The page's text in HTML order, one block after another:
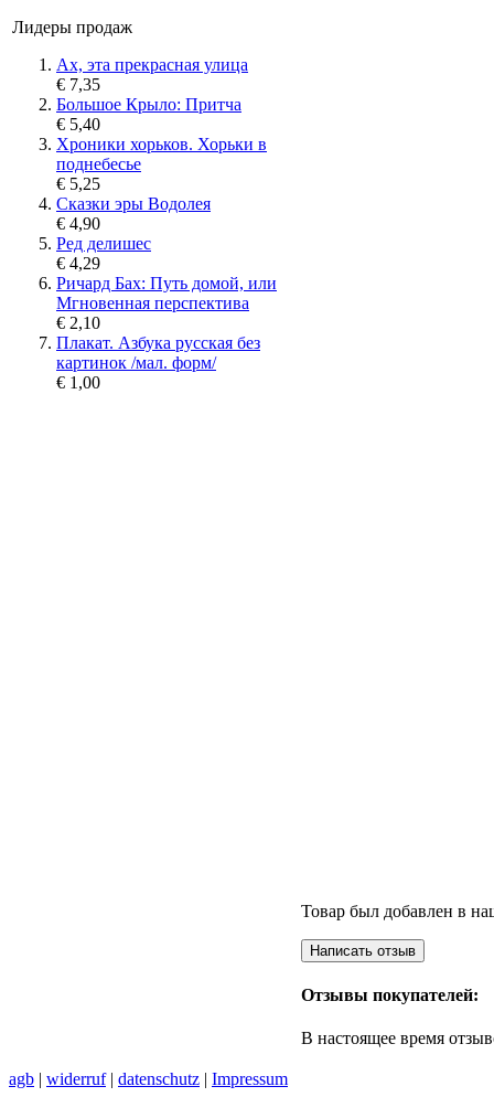
Лидеры продаж
Ах, эта прекрасная улица
€ 7,35
Большое Крыло: Притча
€ 5,40
Хроники хорьков. Хорьки в
поднебесье
€ 5,25
Сказки эры Водолея
€ 4,90
Ред делишес
€ 4,29
Ричард Бах: Путь домой, или
Мгновенная перспектива
€ 2,10
Плакат. Азбука русская без
картинок /мал. форм/
€ 1,00
Товар был добавлен в
Отзывы покупателей:
В настоящее время
agb | widerruf| datenschutz | Impressum